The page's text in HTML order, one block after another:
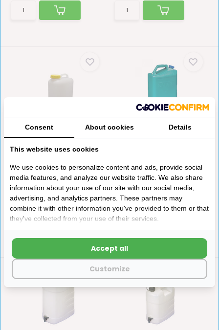
Comet Jerrycan Super 16L
met Schroefdop
Jerrycan met 3/4''
aftapkraan.. ...
Op voorraad
€23,55
Comet Safaritank 23L
Op voorraad
€41,15
Consent About cookies Details
This website uses cookies
We use cookies to personalize content and ads, provide social
media features, and analyze our website traffic. We also share
information about your use of our site with our social media,
advertising, and analytics partners. These partners may
combine it with other information you've provided to them or that
they've collected from your use of their services.
Customize
Accept all